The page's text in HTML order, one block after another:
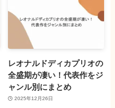
レオナルドディカプリオの
全盛期が凄い！代表作をジ
ャンル別にまとめ
2025年12月26日